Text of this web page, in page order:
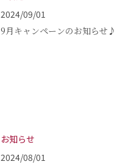
2024/09/01
9月キャンペーンのお知らせ♪
お知らせ
2024/08/01